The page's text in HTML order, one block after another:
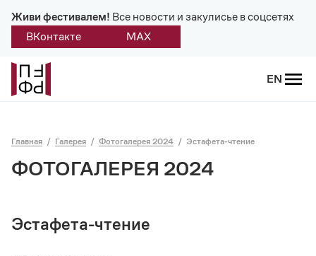
Живи фестивалем! Все новости и закулисье в соцсетях
ВКонтакте
MAX
EN
Назад
Платонов
Положение о фестивале
Главная Галерея Фотогалерея 2024 Эстафета-чтение
ФОТОГАЛЕРЕЯ 2024
Эстафета-чтение